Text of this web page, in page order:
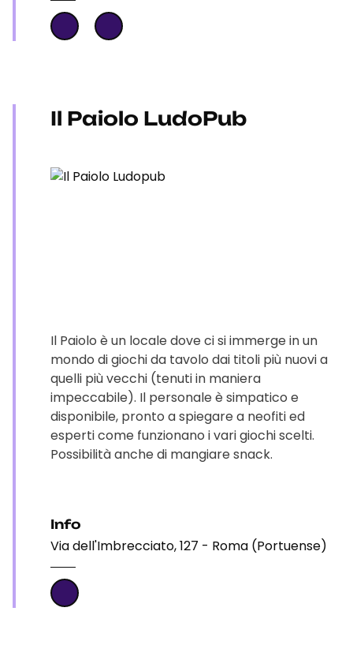
Il Paiolo LudoPub
Il Paiolo è un locale dove ci si immerge in un
mondo di giochi da tavolo dai titoli più nuovi a
quelli più vecchi (tenuti in maniera
impeccabile). Il personale è simpatico e
disponibile, pronto a spiegare a neofiti ed
esperti come funzionano i vari giochi scelti.
Possibilità anche di mangiare snack.
Info
Via dell'Imbrecciato, 127 - Roma (Portuense)